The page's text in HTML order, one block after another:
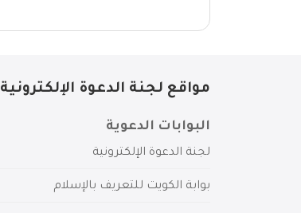
مواقع لجنة الدعوة الإلكترونية
البوابات الدعوية
لجنة الدعوة الإلكترونية
بوابة الكويت للتعريف بالإسلام